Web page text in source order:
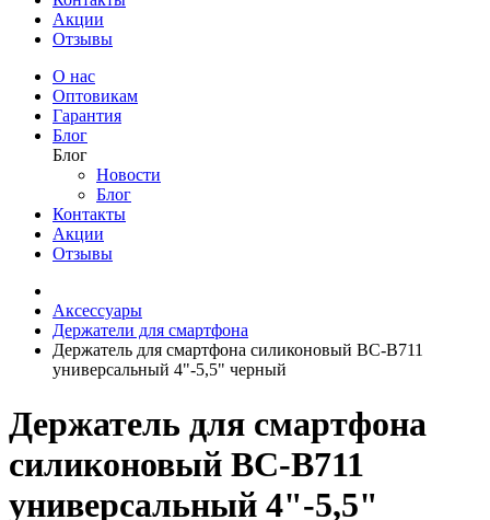
Акции
Отзывы
О нас
Оптовикам
Гарантия
Блог
Блог
Новости
Блог
Контакты
Акции
Отзывы
Аксессуары
Держатели для смартфона
Держатель для смартфона силиконовый BC-B711
универсальный 4"-5,5" черный
Держатель для смартфона
силиконовый BC-B711
универсальный 4"-5,5"